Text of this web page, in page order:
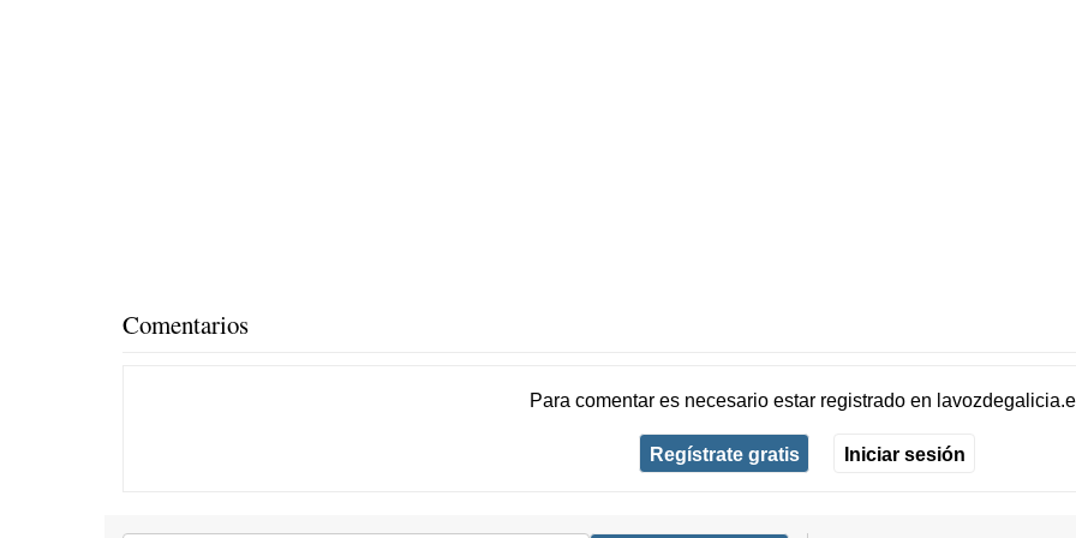
Comentarios
Para comentar es necesario estar registradoen
Regístrate gratis Iniciar sesión